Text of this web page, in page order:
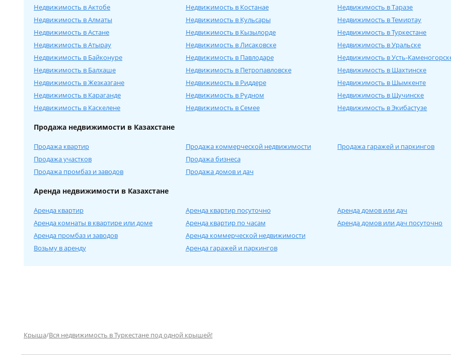
Недвижимость в Актобе
Недвижимость в Алматы
Недвижимость в Астане
Недвижимость в Атырау
Недвижимость в Байконуре
Недвижимость в Балхаше
Недвижимость в Жезказгане
Недвижимость в Караганде
Недвижимость в Каскелене
Недвижимость в Костанае
Недвижимость в Кульсары
Недвижимость в Кызылорде
Недвижимость в Лисаковске
Недвижимость в Павлодаре
Недвижимость в Петропавловске
Недвижимость в Риддере
Недвижимость в Рудном
Недвижимость в Семее
Недвижимость в Таразе
Недвижимость в Темиртау
Недвижимость в Туркестане
Недвижимость в Уральске
Недвижимость в Усть-
Недвижимость в Шахтинске
Недвижимость в Шымкенте
Недвижимость в Щучинске
Недвижимость в Экибастузе
Продажа недвижимости в Казахстане
Продажа квартир
Продажа участков
Продажа промбаз и заводов
Продажа коммерческой недвижимости
Продажа бизнеса
Продажа домов и дач
Продажа гаражей и паркингов
Аренда недвижимости в Казахстане
Аренда квартир
Аренда комнаты в квартире или доме
Аренда промбаз и заводов
Возьму в аренду
Аренда квартир посуточно
Аренда квартир по часам
Аренда коммерческой недвижимости
Аренда гаражей и паркингов
Аренда домов или дач
Аренда домов или дач посуточно
Крыша/Вся недвижимость в Туркестане под одной крышей!